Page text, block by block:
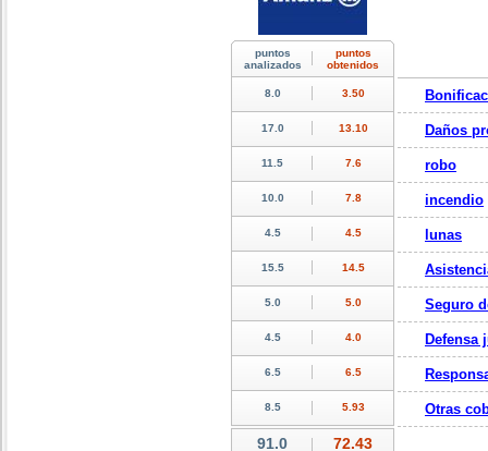
Daños
robo
incendio
lunas
Seguro
Defensa
Otras